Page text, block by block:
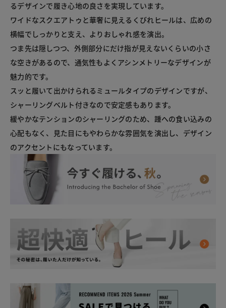
るデザインで履き心地の良さを実現しています。
ワイドなスクエアトゥと華奢に見えるくびれヒールは、広めの
横幅でしっかりと支え、よりおしゃれ感を演出。
つま先は隠しつつ、外側部分にだけ指が見えないくらいの小さ
な空きがあるので、通気性もよくアシンメトリーなデザインが
魅力的です。
スッと履いて出かけられるミュールタイプのデザインですが、
シャーリングベルト付きなので安定感もあります。
緩やかなテンションのシャーリングのため、踵への食い込みの
心配もなく、見た目にもやわらかな雰囲気を演出し、デザイン